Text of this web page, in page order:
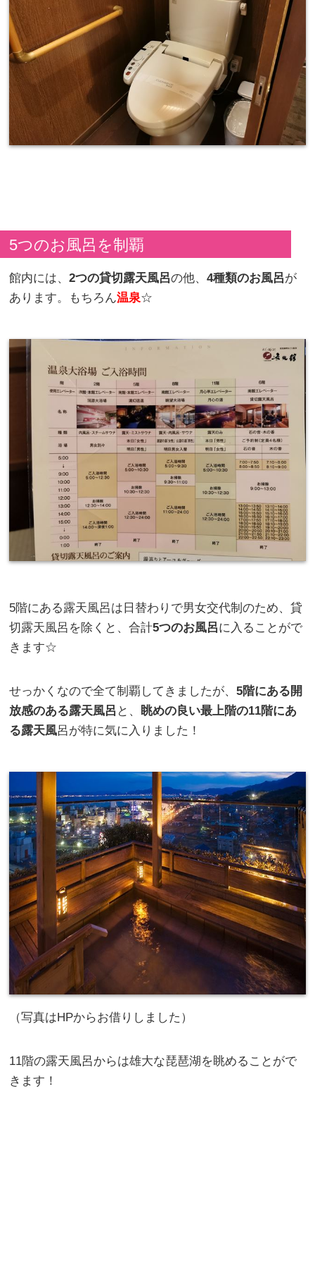
5つのお風呂を制覇
館内には、2つの貸切露天風呂の他、4種類のお風呂が
あります。もちろん温泉☆
5階にある露天風呂は日替わりで男女交代制のため、貸
切露天風呂を除くと、合計5つのお風呂に入ることがで
きます☆
せっかくなので全て制覇してきましたが、5階にある開
放感のある露天風呂 と、 眺めの良い最上階の11階にあ
る露天風呂が特に気に入りました！
（写真はHPからお借りしました）
11階の露天風呂からは雄大な琵琶湖を眺めることがで
きます！